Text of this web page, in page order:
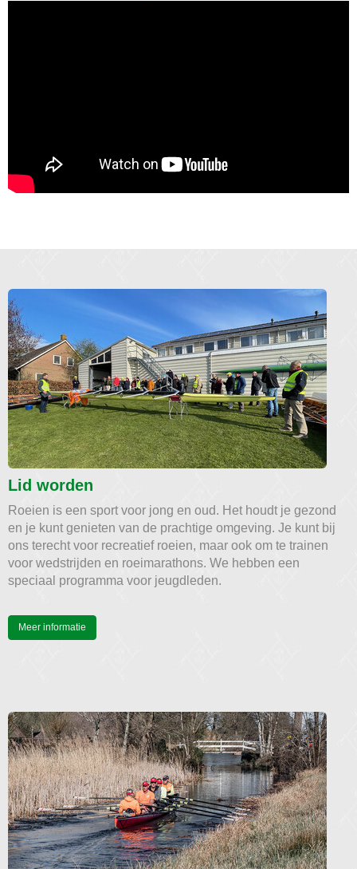
Lid worden
Roeien is een sport voor jong en oud. Het houdt je gezond
en je kunt genieten van de prachtige omgeving. Je kunt bij
ons terecht voor recreatief roeien, maar ook om te trainen
voor wedstrijden en roeimarathons. We hebben een
speciaal programma voor jeugdleden.
Meer informatie